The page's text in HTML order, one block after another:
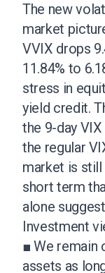
The new
market
VVIX drops
11.84% to
stress in
yield credit.
the 9-day
the regular
market is
short term
alone
Investment
■ We remain
assets as